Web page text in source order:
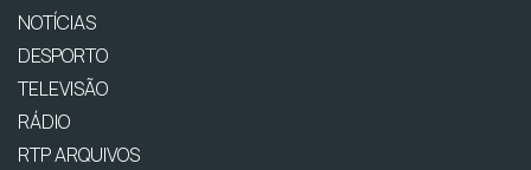
NOTÍCIAS
DESPORTO
TELEVISÃO
RÁDIO
RTP ARQUIVOS